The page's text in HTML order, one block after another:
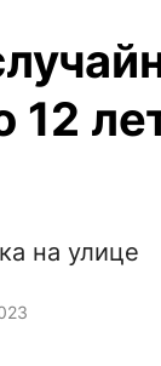
на улице